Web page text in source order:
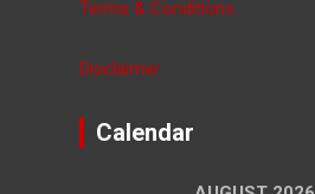
Terms & Conditions
Disclaimer
Calendar